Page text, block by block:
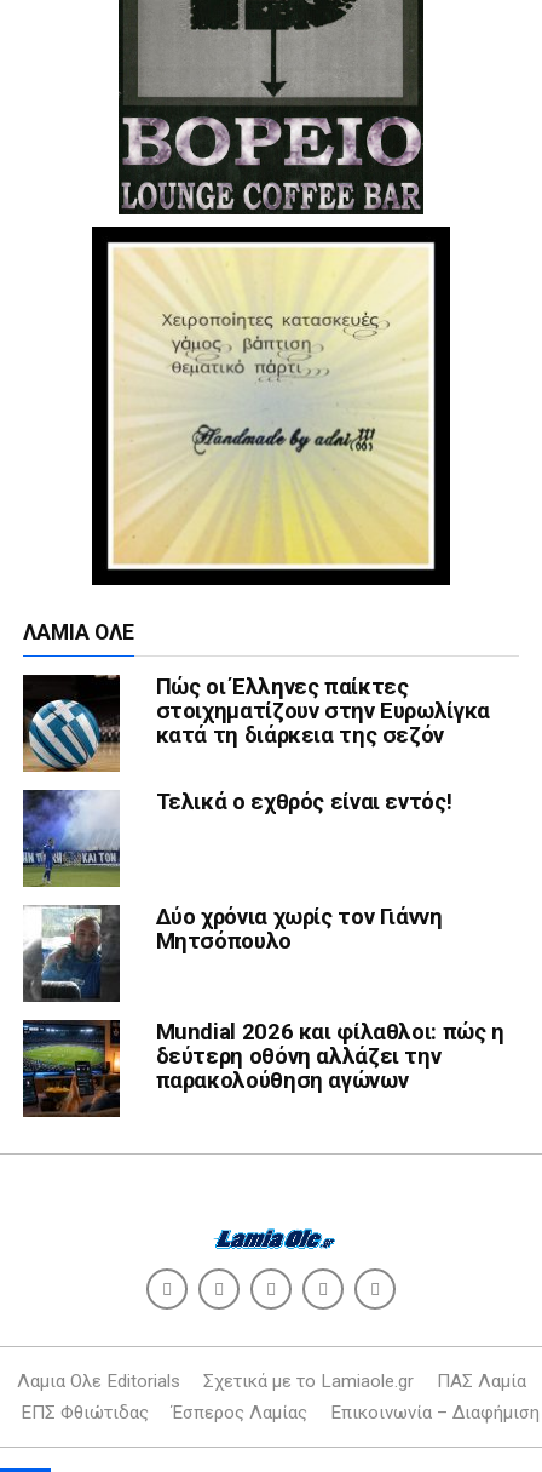
ΛΑΜΙΑ ΟΛΕ
Πώς οι Έλληνες παίκτες
στοιχηματίζουν στην Ευρωλίγκα
κατά τη διάρκεια της σεζόν
Τελικά ο εχθρός είναι εντός!
Δύο χρόνια χωρίς τον Γιάννη
Μητσόπουλο
Mundial 2026 και φίλαθλοι: πώς η
δεύτερη οθόνη αλλάζει την
παρακολούθηση αγώνων
Λαμια Ολε Editorials Σχετικά με το Lamiaole.gr
ΠΑΣ Λαμία
ΕΠΣ Φθιώτιδας
Έσπερος Λαμίας Επικοινωνία – Διαφήμιση